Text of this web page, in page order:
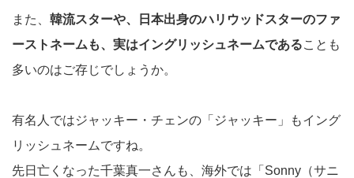
また、 韓流スターや、日本出身のハリウッドスターのファ
ーストネームも、実はイングリッシュネームであることも
多いのはご存じでしょうか。
有名人ではジャッキー・チェンの「ジャッキー」もイング
リッシュネームですね。
先日亡くなった千葉真一さんも、海外では「Sonny（サニ